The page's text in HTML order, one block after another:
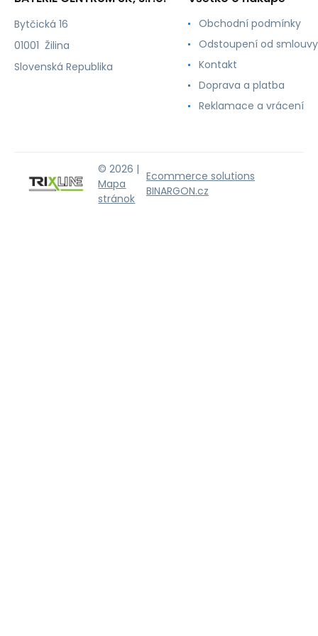
Bytčická 16
01001 Žilina
Slovenská Republika
Obchodní podmínky
Odstoupení od smlouvy
Kontakt
Doprava a platba
Reklamace a vrácení
© 2026 |
Mapa
stránok
Ecommerce solutions
BINARGON.cz